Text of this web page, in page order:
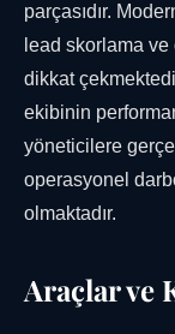
parçasıdır.
lead skorlama
dikkat
ekibinin
yöneticilere
operasyonel
olmaktadır.
Araçlar ve